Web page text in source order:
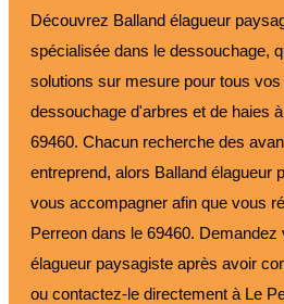
Découvrez Balland élagueur
spécialisée dans le dessouchage,
solutions sur mesure pour tous
dessouchage d'arbres et de haies
69460. Chacun recherche des
entreprend, alors Balland élagueur
vous accompagner afin que vous
Perreon dans le 69460.
élagueur paysagiste après avoir
ou contactez-le directement à Le